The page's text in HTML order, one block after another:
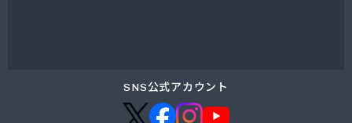
有限会社永野燃料
有限会社益城屋商店
SNS公式アカウント